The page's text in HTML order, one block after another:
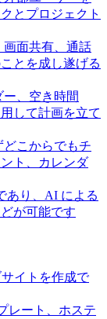
とプロジェクト
画面共有、通話
とを成し遂げる
、空き時間
して計画を立て
こからでもチ
ト、カレンダ
あり、AI による
が可能です
イトを作成で
レート、ホステ